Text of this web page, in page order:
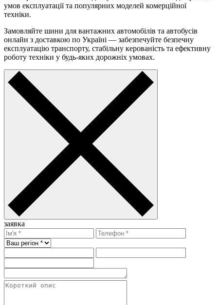
умов експлуатації та популярних моделей комерційної
техніки.
Замовляйте шини для вантажних автомобілів та автобусів
онлайн з доставкою по Україні — забезпечуйте безпечну
експлуатацію транспорту, стабільну керованість та ефективну
роботу техніки у будь-яких дорожніх умовах.
заявка